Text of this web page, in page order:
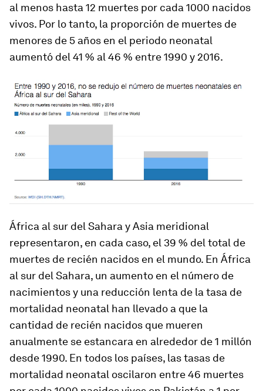
al menos hasta 12 muertes por cada 1000 nacidos
vivos. Por lo tanto, la proporción de muertes de
menores de 5 años en el periodo neonatal
aumentó del 41 % al 46 % entre 1990 y 2016.
África al sur del Sahara y Asia meridional
representaron, en cada caso, el 39 % del total de
muertes de recién nacidos en el mundo. En África
al sur del Sahara, un aumento en el número de
nacimientos y una reducción lenta de la tasa de
mortalidad neonatal han llevado a que la
cantidad de recién nacidos que mueren
anualmente se estancara en alrededor de 1 millón
desde 1990. En todos los países, las tasas de
mortalidad neonatal oscilaron entre 46 muertes